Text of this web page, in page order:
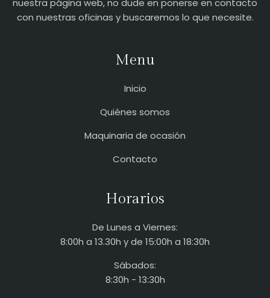
nuestra página web, no dude en ponerse en contacto
con nuestras oficinas y buscaremos lo que necesite.
Menu
Inicio
Quiénes somos
Maquinaria de ocasión
Contacto
Horarios
De Lunes a Viernes:
8:00h a 13.30h y de 15:00h a 18:30h
Sábados:
8:30h - 13:30h